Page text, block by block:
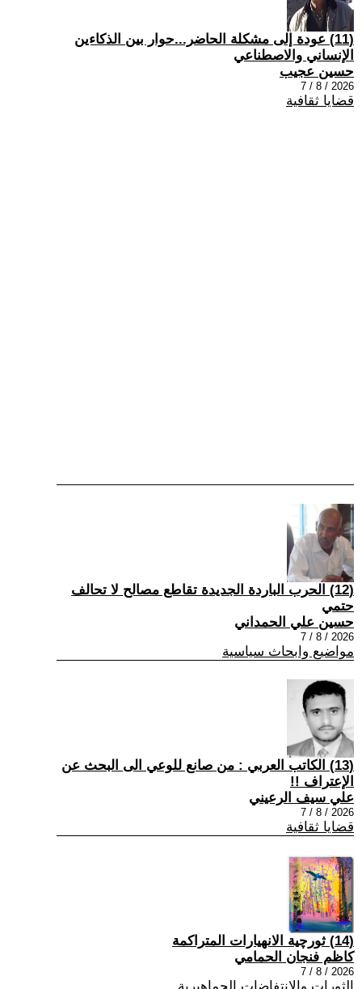
(11) عودة إلى مشكلة الحاضر...حوار بين الذكاءين
الإنساني والاصطناعي
حسين عجيب
2026 / 8 / 7
قضايا ثقافية
(12) الحرب الباردة الجديدة تقاطع مصالح لا تحالف
حتمي
حسين علي الحمداني
2026 / 8 / 7
مواضيع وابحاث سياسية
(13) الكاتب العربي : من صانع للوعي الى البحث عن
الإعتراف !!
علي سيف الرعيني
2026 / 8 / 7
قضايا ثقافية
(14) ثورچية الانهيارات المتراكمة
كاظم فنجان الحمامي
2026 / 8 / 7